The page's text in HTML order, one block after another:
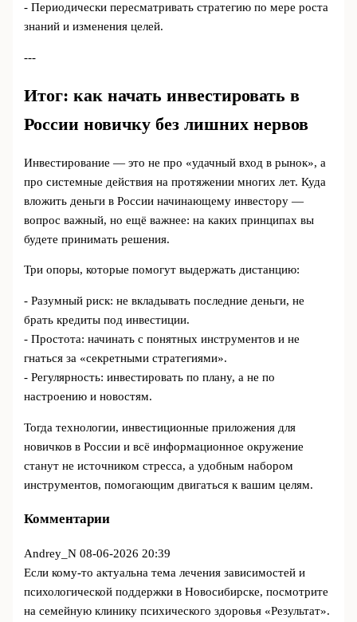
- Периодически пересматривать стратегию по мере роста
знаний и изменения целей.
---
Итог: как начать инвестировать в
России новичку без лишних нервов
Инвестирование — это не про «удачный вход в рынок», а
про системные действия на протяжении многих лет. Куда
вложить деньги в России начинающему инвестору —
вопрос важный, но ещё важнее: на каких принципах вы
будете принимать решения.
Три опоры, которые помогут выдержать дистанцию:
- Разумный риск: не вкладывать последние деньги, не
брать кредиты под инвестиции.
- Простота: начинать с понятных инструментов и не
гнаться за «секретными стратегиями».
- Регулярность: инвестировать по плану, а не по
настроению и новостям.
Тогда технологии, инвестиционные приложения для
новичков в России и всё информационное окружение
станут не источником стресса, а удобным набором
инструментов, помогающим двигаться к вашим целям.
Комментарии
Andrey_N 08-06-2026 20:39
Если кому-то актуальна тема лечения зависимостей и
психологической поддержки в Новосибирске, посмотрите
на семейную клинику психического здоровья «Результат».